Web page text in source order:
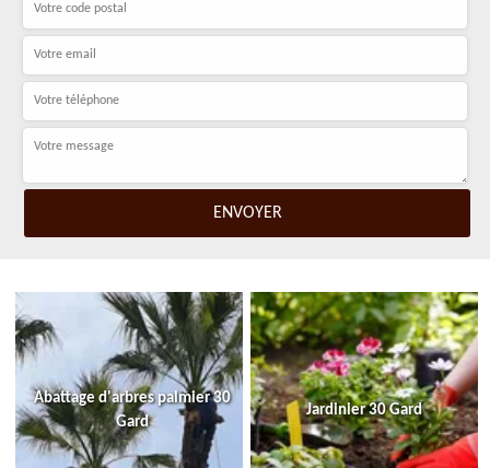
Abattage d'arbres palmier 30
Gard
Jardinier 30 Gard